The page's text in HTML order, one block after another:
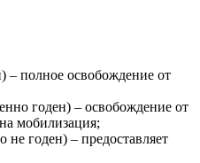
– полное освобождение от
годен) – освобождение от
мобилизация;
не годен) – предоставляет